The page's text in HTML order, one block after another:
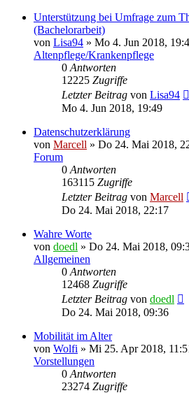
Unterstützung bei Umfrage zum
(Bachelorarbeit)
von Lisa94 » Mo 4. Jun 2018,
Altenpflege/Krankenpflege
0 Antworten
12225 Zugriffe
Letzter Beitrag von Lisa94
Mo 4. Jun 2018, 19:49
Datenschutzerklärung
von Marcell » Do 24. Mai 2018,
Forum
0 Antworten
163115 Zugriffe
Letzter Beitrag von Marcell
Do 24. Mai 2018, 22:17
Wahre Worte
von doedl » Do 24. Mai 2018,
Allgemeinen
0 Antworten
12468 Zugriffe
Letzter Beitrag von doedl
Do 24. Mai 2018, 09:36
Mobilität im Alter
von Wolfi » Mi 25. Apr 2018,
Vorstellungen
0 Antworten
23274 Zugriffe